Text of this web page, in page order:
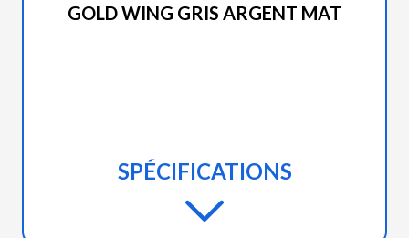
GOLD WING GRIS ARGENT MAT
SPÉCIFICATIONS